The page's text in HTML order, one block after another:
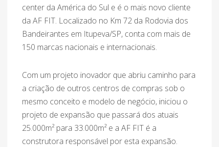
center da América do Sul e é o mais novo cliente
da AF FIT. Localizado no Km 72 da Rodovia dos
Bandeirantes em Itupeva/SP, conta com mais de
150 marcas nacionais e internacionais.
Com um projeto inovador que abriu caminho para
a criação de outros centros de compras sob o
mesmo conceito e modelo de negócio, iniciou o
projeto de expansão que passará dos atuais
25.000m² para 33.000m² e a AF FIT é a
construtora responsável por esta expansão.